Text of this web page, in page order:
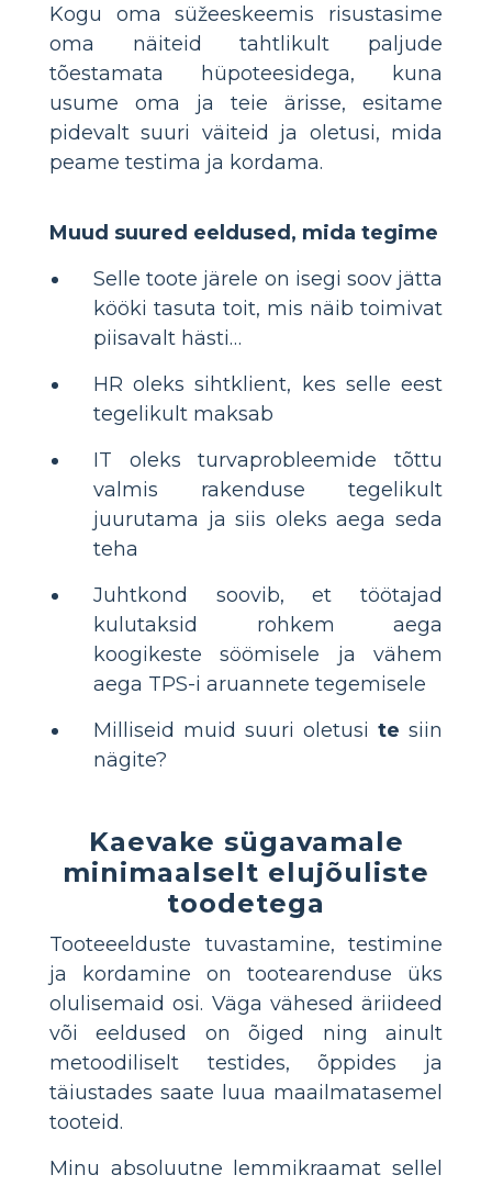
Kogu oma süžeeskeemis risustasime
oma näiteid tahtlikult paljude
tõestamata hüpoteesidega, kuna
usume oma ja teie ärisse, esitame
pidevalt suuri väiteid ja oletusi, mida
peame testima ja kordama.
Muud suured eeldused, mida tegime
Selle toote järele on isegi soov jätta
kööki tasuta toit, mis näib toimivat
piisavalt hästi…
HR oleks sihtklient, kes selle eest
tegelikult maksab
IT oleks turvaprobleemide tõttu
valmis rakenduse tegelikult
juurutama ja siis oleks aega seda
teha
Juhtkond soovib, et töötajad
kulutaksid rohkem aega
koogikeste söömisele ja vähem
aega TPS-i aruannete tegemisele
Milliseid muid suuri oletusi te siin
nägite?
Kaevake sügavamale
minimaalselt elujõuliste
toodetega
Tooteeelduste tuvastamine, testimine
ja kordamine on tootearenduse üks
olulisemaid osi. Väga vähesed äriideed
või eeldused on õiged ning ainult
metoodiliselt testides, õppides ja
täiustades saate luua maailmatasemel
tooteid.
Minu absoluutne lemmikraamat sellel